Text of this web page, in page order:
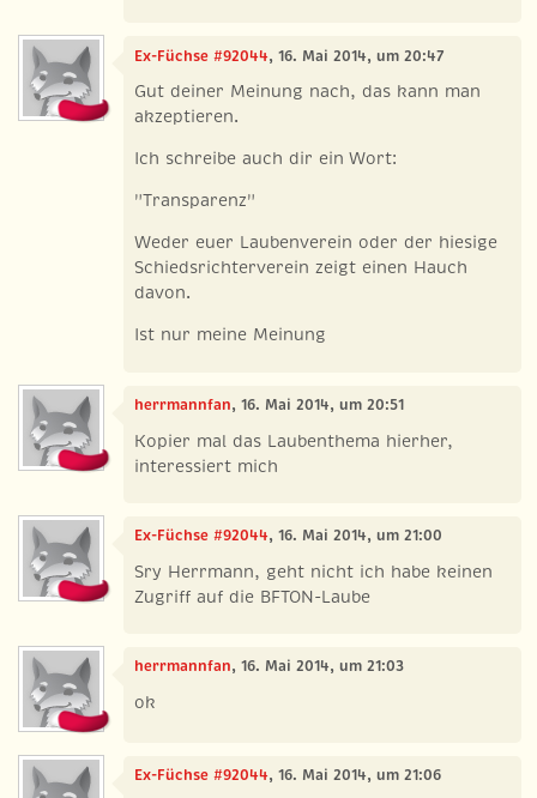
Ex-Füchse #92044, 16. Mai 2014, um 20:47
Gut deiner Meinung nach, das kann man
akzeptieren.
Ich schreibe auch dir ein Wort:
"Transparenz"
Weder euer Laubenverein oder der hiesige
Schiedsrichterverein zeigt einen Hauch
davon.
Ist nur meine Meinung
herrmannfan, 16. Mai 2014, um 20:51
Kopier mal das Laubenthema hierher,
interessiert mich
Ex-Füchse #92044, 16. Mai 2014, um 21:00
Sry Herrmann, geht nicht ich habe keinen
Zugriff auf die BFTON-Laube
herrmannfan, 16. Mai 2014, um 21:03
ok
Ex-Füchse #92044, 16. Mai 2014, um 21:06